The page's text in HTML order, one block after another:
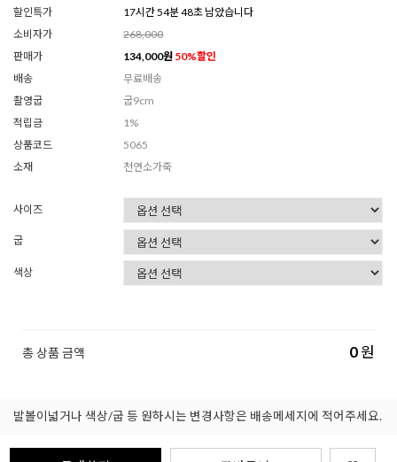
할인특가
17시간 54분 46초 남았습니다
소비자가
268,000
판매가
134,000원 50%할인
배송
무료배송
촬영굽
굽9cm
적립금
1%
상품코드
5065
소재
천연소가죽
사이즈
굽
색상
총 상품 금액 0원
발볼이넓거나 색상/굽 등 원하시는 변경사항은 배송메세지에 적어주세요.